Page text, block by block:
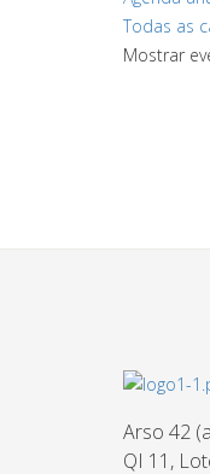
Todas as
Mostrar
Arso 42
QI 11,